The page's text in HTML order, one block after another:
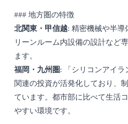
### 地方圏の特徴
北関東・甲信越: 精密機械や半導
リーンルーム内設備の設計など
ます。
福岡・九州圏: 「シリコンアイ
関連の投資が活発化しており、
ています。都市部に比べて生活
やすい環境です。